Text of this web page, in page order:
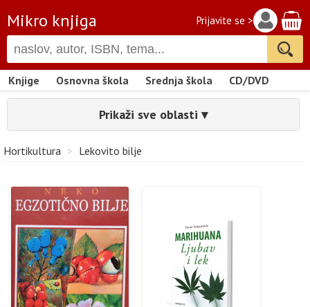
Mikro knjiga Prijavite se >
Knjige Osnovna škola Srednja škola CD/DVD
Prikaži sve oblasti ▾
Hortikultura > Lekovito bilje